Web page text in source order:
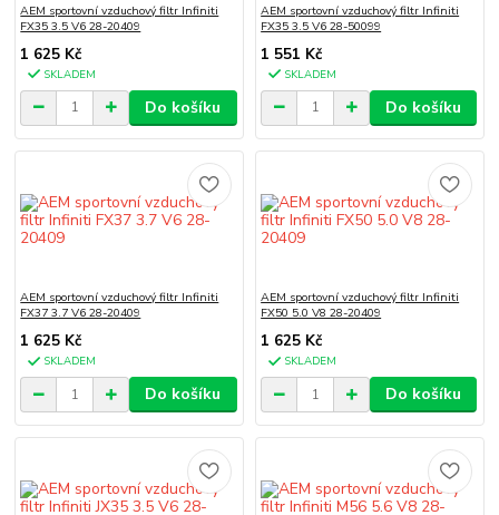
AEM sportovní vzduchový filtr Infiniti
FX35 3.5 V6 28-20409
1 625 Kč
SKLADEM
Do košíku
AEM sportovní vzduchový filtr Infiniti
FX35 3.5 V6 28-50099
1 551 Kč
SKLADEM
Do košíku
AEM sportovní vzduchový filtr Infiniti
FX37 3.7 V6 28-20409
1 625 Kč
SKLADEM
Do košíku
AEM sportovní vzduchový filtr Infiniti
FX50 5.0 V8 28-20409
1 625 Kč
SKLADEM
Do košíku